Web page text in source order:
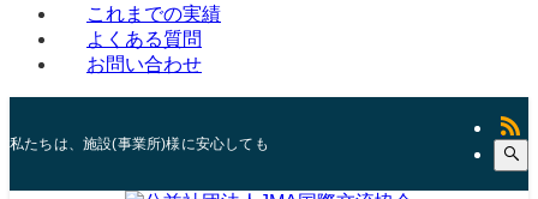
これまでの実績
よくある質問
お問い合わせ
私たちは、施設(事業所)様に安心してもらえることはもちろん、実習生自身も